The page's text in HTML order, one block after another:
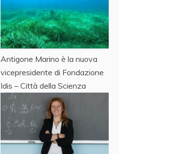
Antigone Marino è la nuova
vicepresidente di Fondazione
Idis – Città della Scienza